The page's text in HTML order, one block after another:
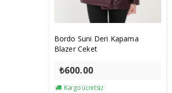
Bordo Suni Deri Kapama
Blazer Ceket
₺600.00
Kargo ücretsiz